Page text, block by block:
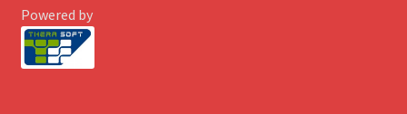
Powered by